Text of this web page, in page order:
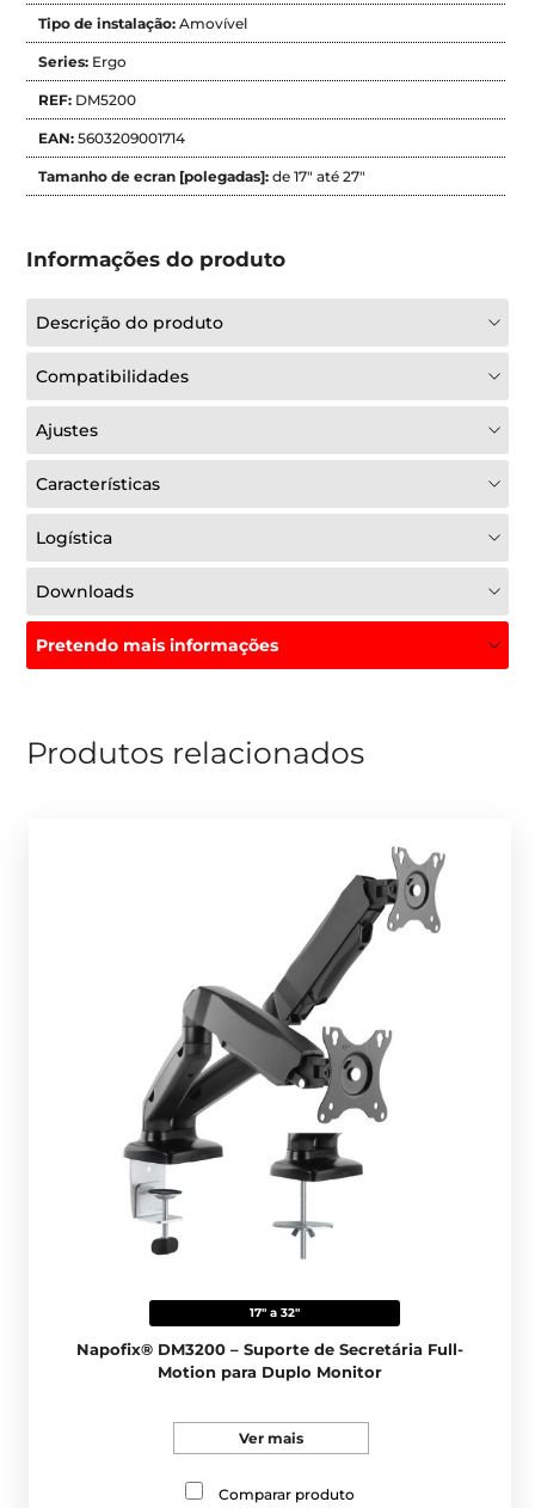
Tipo de instalação:Amovível
Series: Ergo
REF: DM5200
EAN:5603209001714
Tamanho de ecran [polegadas]:de 17" até 27"
Informações do produto
Descrição do produto
Compatibilidades
Ajustes
Características
Logística
Downloads
Pretendo mais informações
Produtos relacionados
17" a 32"
Napofix® DM3200 – Suporte de Secretária Full-
Motion para Duplo Monitor
Ver mais
Comparar produto